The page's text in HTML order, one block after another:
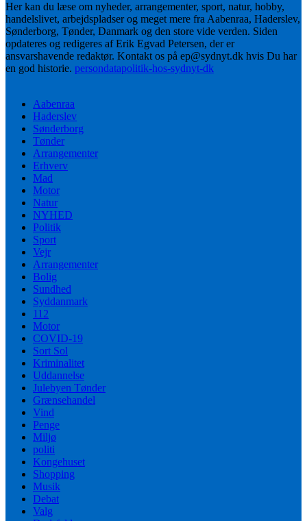
Her kan du læse om nyheder, arrangementer, sport, natur, hobby,
handelslivet, arbejdspladser og meget mere fra Aabenraa, Haderslev,
Sønderborg, Tønder, Danmark og den store vide verden. Siden
opdateres og redigeres af Erik Egvad Petersen, der er
ansvarshavende redaktør. Kontakt os på ep@sydnyt.dk hvis Du har
en god historie. persondatapolitik-hos-sydnyt-dk
Aabenraa
Haderslev
Sønderborg
Tønder
Arrangementer
Erhverv
Mad
Motor
Natur
NYHED
Politik
Sport
Vejr
Arrangementer
Bolig
Sundhed
Syddanmark
112
Motor
COVID-19
Sort Sol
Kriminalitet
Uddannelse
Julebyen Tønder
Grænsehandel
Vind
Penge
Miljø
politi
Kongehuset
Shopping
Musik
Debat
Valg